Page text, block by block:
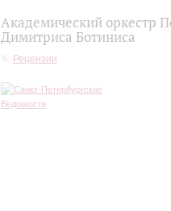
Академический оркестр
Димитриса Ботиниса
Рецензии